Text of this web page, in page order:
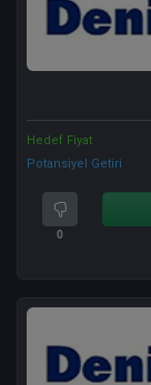
Hedef Fiyat
Potansiyel Getiri
0